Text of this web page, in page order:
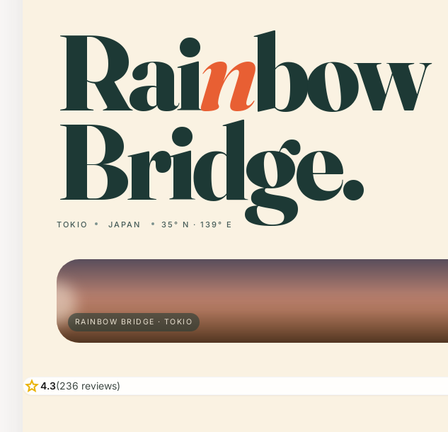
Rainbow
Bridge.
TOKIO JAPAN 35° N · 139° E
RAINBOW BRIDGE · TOKIO
star4.3(236 reviews)